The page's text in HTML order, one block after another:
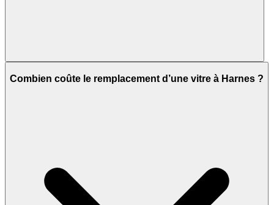
Combien coûte le remplacement d’une vitre à Harnes ?